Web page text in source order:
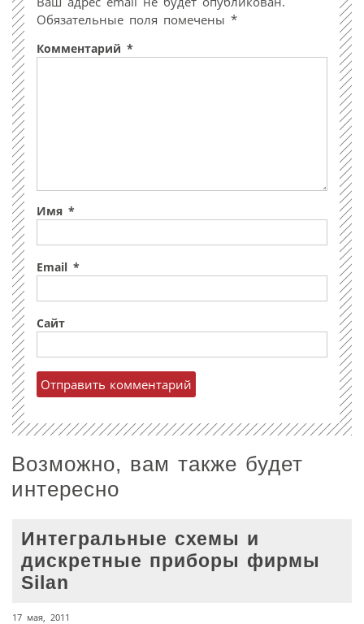
Обязательные поля помечены *
Комментарий *
Имя *
Email *
Сайт
Возможно, вам также будет
интересно
Интегральные схемы и
дискретные приборы фирмы
Silan
17 мая, 2011